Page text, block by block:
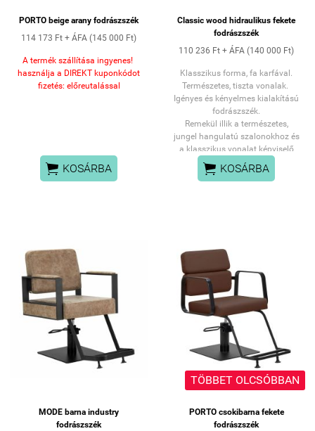
PORTO beige arany fodrászszék
114 173 Ft + ÁFA (145 000 Ft)
A termék szállítása ingyenes!
használja a DIREKT kuponkódot
fizetés: előreutalással
 KOSÁRBA
Classic wood hidraulikus fekete
fodrászszék
110 236 Ft + ÁFA (140 000 Ft)
Klasszikus forma, fa karfával.
Természetes, tiszta vonalak.
Igényes és kényelmes kialakítású
fodrászszék.
Remekül illik a természetes,
jungel hangulatú szalonokhoz és
a klasszikus vonalat képviselő
fodrászatokhoz.
 KOSÁRBA
MODE barna industry
fodrászszék
TÖBBET OLCSÓBBAN
PORTO csokibarna fekete
fodrászszék